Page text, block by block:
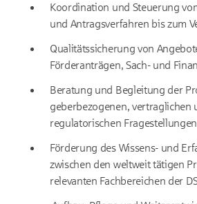
Koordination und Steuerung
und Antragsverfahren bis zum
Qualitätssicherung von
Förderanträgen, Sach- und
Beratung und Begleitung der
geberbezogenen, vertraglichen
regulatorischen Fragestellungen
Förderung des Wissens- und
zwischen den weltweit tätigen
relevanten Fachbereichen der